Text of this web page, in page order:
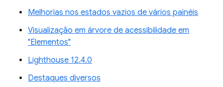
Melhorias nos estados vazios de vários painéis
Visualização em árvore de acessibilidade em
"Elementos"
Lighthouse 12.4.0
Destaques diversos